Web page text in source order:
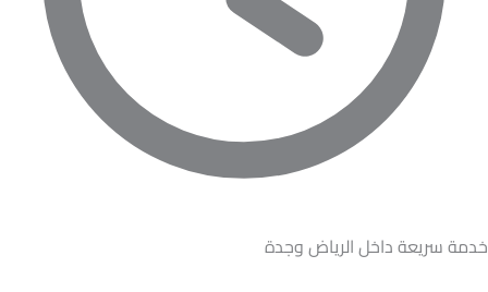
خدمة سريعة داخل الرياض وجدة